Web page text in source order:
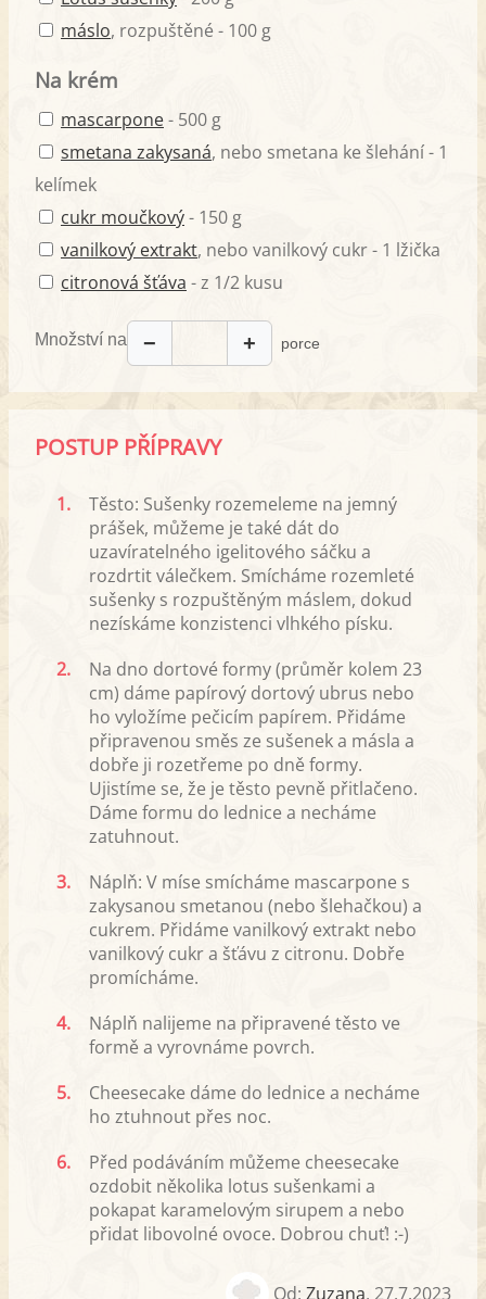
máslo, rozpuštěné - 100 g
Na krém
mascarpone- 500 g
smetana zakysaná, nebo smetana ke šlehání - 1
kelímek
cukr moučkový- 150 g
vanilkový extrakt, nebo vanilkový cukr - 1 lžička
citronová šťáva - z 1/2 kusu
Množství na − + porce
POSTUP PŘÍPRAVY
1.
Těsto: Sušenky rozemeleme na jemný
prášek, můžeme je také dát do
uzavíratelného igelitového sáčku a
rozdrtit válečkem. Smícháme rozemleté
sušenky s rozpuštěným máslem, dokud
nezískáme konzistenci vlhkého písku.
2.
Na dno dortové formy (průměr kolem 23
cm) dáme papírový dortový ubrus nebo
ho vyložíme pečicím papírem. Přidáme
připravenou směs ze sušenek a másla a
dobře ji rozetřeme po dně formy.
Ujistíme se, že je těsto pevně přitlačeno.
Dáme formu do lednice a necháme
zatuhnout.
3.
Náplň: V míse smícháme mascarpone s
zakysanou smetanou (nebo šlehačkou) a
cukrem. Přidáme vanilkový extrakt nebo
vanilkový cukr a šťávu z citronu. Dobře
promícháme.
4.
Náplň nalijeme na připravené těsto ve
formě a vyrovnáme povrch.
5.
Cheesecake dáme do lednice a necháme
ho ztuhnout přes noc.
6.
Před podáváním můžeme cheesecake
ozdobit několika lotus sušenkami a
pokapat karamelovým sirupem a nebo
přidat libovolné ovoce. Dobrou chuť! :-)
Od: Zuzana, 27.7.2023